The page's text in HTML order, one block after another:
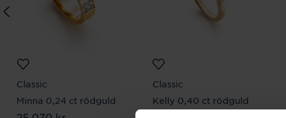
Classic
Minna 0,24 ct rödguld
Classic
Kelly 0,40 ct rödguld